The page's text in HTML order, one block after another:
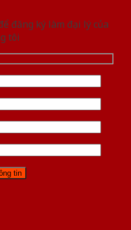
đăng ký làm đại lý của
tôi